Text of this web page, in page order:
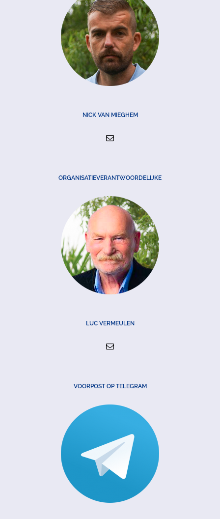
NICK VAN MIEGHEM
ORGANISATIEVERANTWOORDELIJKE
LUC VERMEULEN
VOORPOST OP TELEGRAM